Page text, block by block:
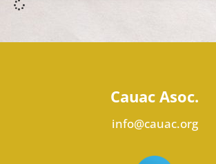
Cauac Asoc.
info@cauac.org